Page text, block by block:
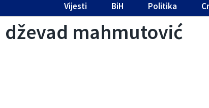
Vijesti BiH Politika
dževad mahmutović